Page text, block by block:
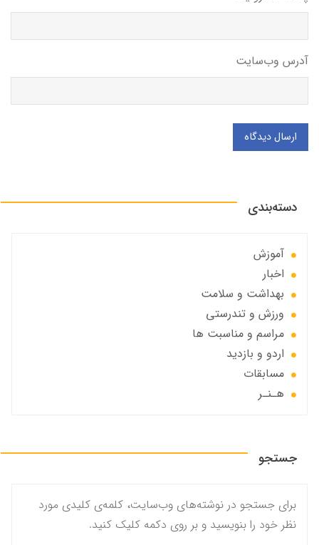
آدرس وب‌سایت
ارسال دیدگاه
دسته‌بندی
آموزش
اخبار
بهداشت و سلامت
ورزش و تندرستی
مراسم و مناسبت ها
اردو و بازدید
مسابقات
هـنـر
جستجو
برای جستجو در نوشته‌های وب‌سایت، کلمه‌ی کلیدی مورد
نظر خود را بنویسید و بر روی دکمه کلیک کنید.